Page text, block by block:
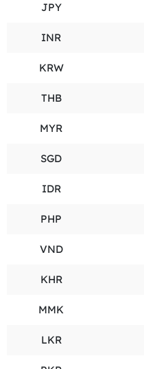
JPY
INR
KRW
THB
MYR
SGD
IDR
PHP
VND
KHR
MMK
LKR